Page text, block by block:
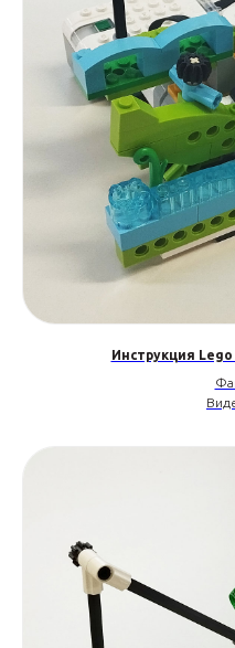
Инструкция